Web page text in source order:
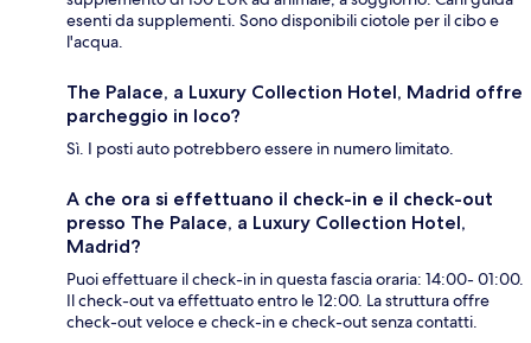
esenti da supplementi. Sono disponibili ciotole per il cibo e
l'acqua.
The Palace, a Luxury Collection Hotel, Madrid offre
parcheggio in loco?
Sì. I posti auto potrebbero essere in numero limitato.
A che ora si effettuano il check-in e il check-out
presso The Palace, a Luxury Collection Hotel,
Madrid?
Puoi effettuare il check-in in questa fascia oraria: 14:00- 01:00.
Il check-out va effettuato entro le 12:00. La struttura offre
check-out veloce e check-in e check-out senza contatti.